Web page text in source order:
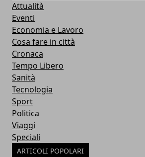
Attualità
Eventi
Economia e Lavoro
Cosa fare in città
Cronaca
Tempo Libero
Sanità
Tecnologia
Sport
Politica
Viaggi
Speciali
ARTICOLI POPOLARI